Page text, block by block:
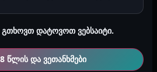
საიტის შესახებ
დატოვოთ ვებსაიტი.
წლის და ვეთანხმები